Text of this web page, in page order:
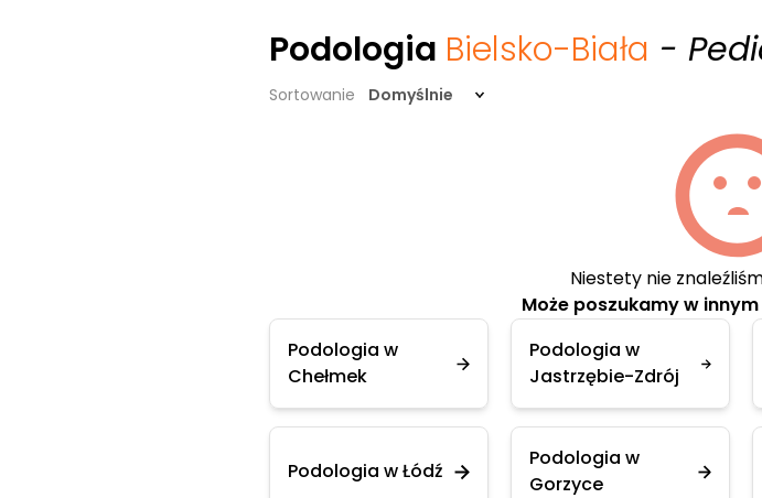
Podologia Bielsko-Biała -
Sortowanie Domyślnie
Niestety nie
Może poszukamy w
Podologia w
Chełmek
Podologia w
Jastrzębie-Zdrój
Podologia w Łódź
Podologia w
Gorzyce